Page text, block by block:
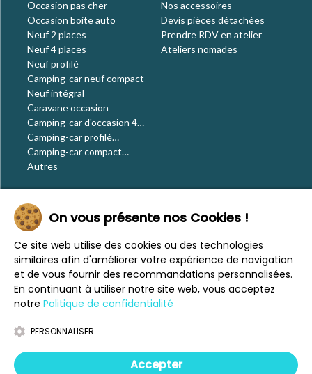
Occasion pas cher
Occasion boite auto
Neuf 2 places
Neuf 4 places
Neuf profilé
Camping-car neuf compact
Neuf intégral
Caravane occasion
Camping-car d'occasion 4
places
Camping-car profilé
occasion
Camping-car compact
occasion
Autres
Nos accessoires
Devis pièces détachées
Prendre RDV en atelier
Ateliers nomades
Le blog
Actualités
Évènements
Nos conseils
Vos voyages
CaraMaps
Espace presse
Mentions légales
On vous présente nos Cookies !
Ce site web utilise des cookies ou des technologies
similaires afin d'améliorer votre expérience de navigation
et de vous fournir des recommandations personnalisées.
En continuant à utiliser notre site web, vous acceptez
notre Politique de confidentialité
PERSONNALISER
Accepter